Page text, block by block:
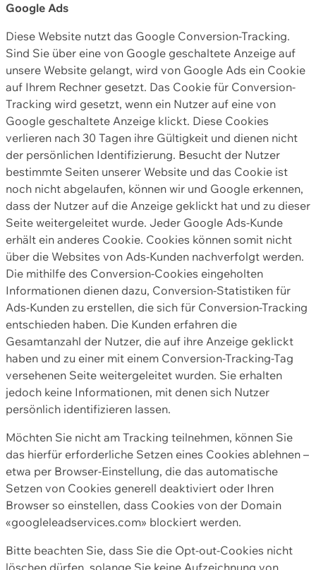
Google Ads
Diese Website nutzt das Google Conversion-Tracking.
Sind Sie über eine von Google geschaltete Anzeige auf
unsere Website gelangt, wird von Google Ads ein Cookie
auf Ihrem Rechner gesetzt. Das Cookie für Conversion-
Tracking wird gesetzt, wenn ein Nutzer auf eine von
Google geschaltete Anzeige klickt. Diese Cookies
verlieren nach 30 Tagen ihre Gültigkeit und dienen nicht
der persönlichen Identifizierung. Besucht der Nutzer
bestimmte Seiten unserer Website und das Cookie ist
noch nicht abgelaufen, können wir und Google erkennen,
dass der Nutzer auf die Anzeige geklickt hat und zu dieser
Seite weitergeleitet wurde. Jeder Google Ads-Kunde
erhält ein anderes Cookie. Cookies können somit nicht
über die Websites von Ads-Kunden nachverfolgt werden.
Die mithilfe des Conversion-Cookies eingeholten
Informationen dienen dazu, Conversion-Statistiken für
Ads-Kunden zu erstellen, die sich für Conversion-Tracking
entschieden haben. Die Kunden erfahren die
Gesamtanzahl der Nutzer, die auf ihre Anzeige geklickt
haben und zu einer mit einem Conversion-Tracking-Tag
versehenen Seite weitergeleitet wurden. Sie erhalten
jedoch keine Informationen, mit denen sich Nutzer
persönlich identifizieren lassen.
Möchten Sie nicht am Tracking teilnehmen, können Sie
das hierfür erforderliche Setzen eines Cookies ablehnen –
etwa per Browser-Einstellung, die das automatische
Setzen von Cookies generell deaktiviert oder Ihren
Browser so einstellen, dass Cookies von der Domain
«googleleadservices.com» blockiert werden.
Bitte beachten Sie, dass Sie die Opt-out-Cookies nicht